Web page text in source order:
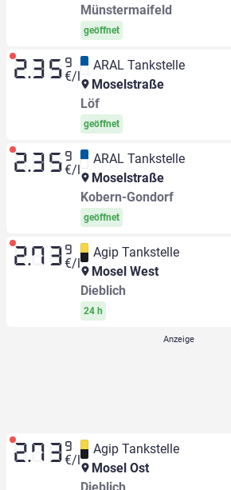
Münstermaifeld
geöffnet
2.35 9
€/l
ARAL Tankstelle
Moselstraße
Löf
geöffnet
2.35 9
€/l
ARAL Tankstelle
Moselstraße
Kobern-Gondorf
geöffnet
2.73 9
€/l
Agip Tankstelle
Mosel West
Dieblich
24 h
2.73 9
€/l
Agip Tankstelle
Mosel Ost